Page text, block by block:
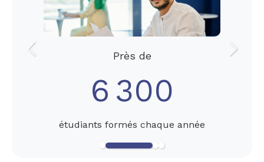
Près de
6 300
étudiants formés chaque année
Slide précédent Slide